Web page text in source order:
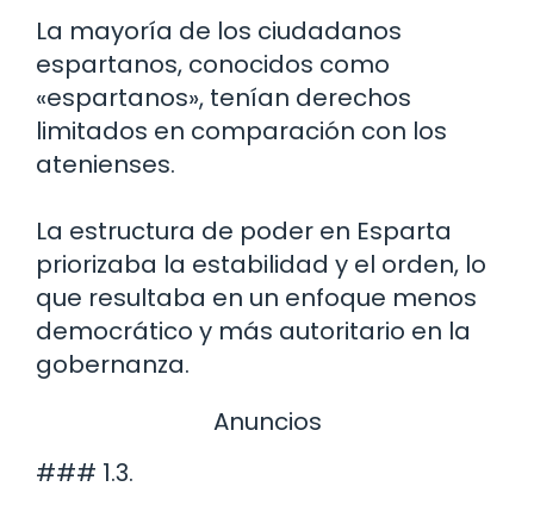
La mayoría de los ciudadanos
espartanos, conocidos como
«espartanos», tenían derechos
limitados en comparación con los
atenienses.
La estructura de poder en Esparta
priorizaba la estabilidad y el orden, lo
que resultaba en un enfoque menos
democrático y más autoritario en la
gobernanza.
Anuncios
### 1.3.